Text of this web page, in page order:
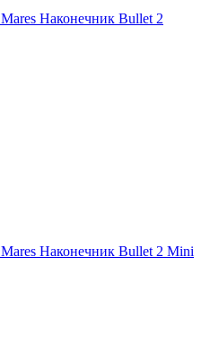
Mares Наконечник Bullet 2
Mares Наконечник Bullet 2 Mini